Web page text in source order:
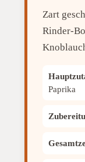
Zart
Rinder-
Paprika